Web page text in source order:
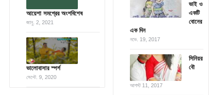
আয়েশা সমগ্রের অংশবিশেষ
জানু. 2, 2021
ভালোবাসার স্পর্শ
সেপ্টে. 9, 2020
ভাই ও
একটি
বোনের
এক দিন
নভে. 19, 2017
সিনিয়র
বৌ
আগস্ট 11, 2017